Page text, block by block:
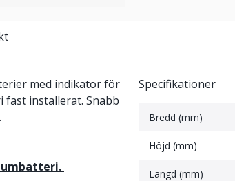
med indikator för
installerat. Snabb
Specifikationer
Bredd (mm)
Höjd (mm)
Längd (mm)